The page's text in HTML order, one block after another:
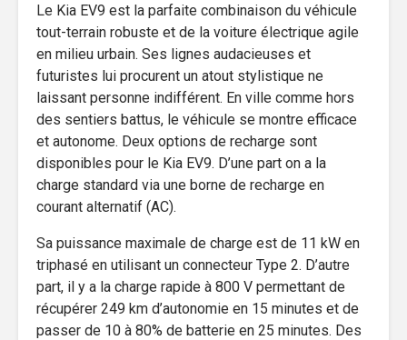
Le Kia EV9 est la parfaite combinaison du véhicule
tout-terrain robuste et de la voiture électrique agile
en milieu urbain. Ses lignes audacieuses et
futuristes lui procurent un atout stylistique ne
laissant personne indifférent. En ville comme hors
des sentiers battus, le véhicule se montre efficace
et autonome. Deux options de recharge sont
disponibles pour le Kia EV9. D’une part on a la
charge standard via une borne de recharge en
courant alternatif (AC).
Sa puissance maximale de charge est de 11 kW en
triphasé en utilisant un connecteur Type 2. D’autre
part, il y a la charge rapide à 800 V permettant de
récupérer 249 km d’autonomie en 15 minutes et de
passer de 10 à 80% de batterie en 25 minutes. Des